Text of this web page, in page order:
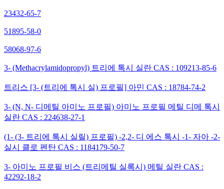
23432-65-7
51895-58-0
58068-97-6
3- (Methacrylamidopropyl) 트리에 톡시 실란 CAS : 109213-85-6
트리스 [3- (트리에 톡시 실) 프로필] 아민 CAS : 18784-74-2
3- (N, N- 디메틸 아미노 프로필) 아미노 프로필 메틸 디메 톡시
실란 CAS : 224638-27-1
(1- (3- 트리에 톡시 실릴) 프로필) -2,2- 디 에스 톡시 -1- 자아 -2-
실시 클로 펜탄 CAS : 1184179-50-7
3- 아미노 프로필 비스 (트리메틸 실록시) 메틸 실란 CAS :
42292-18-2